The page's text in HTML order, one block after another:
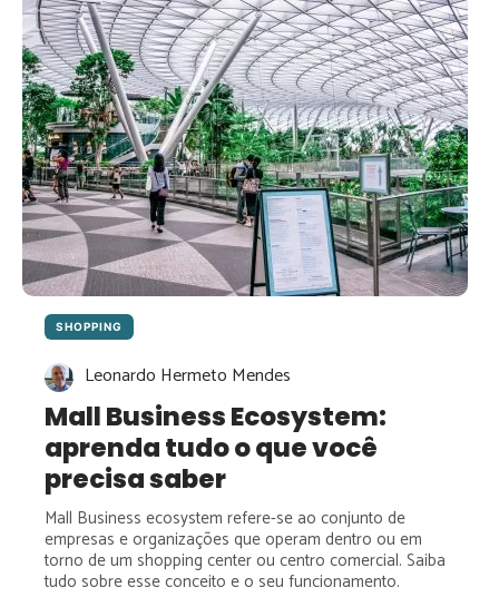
SHOPPING
Leonardo Hermeto Mendes
Mall Business Ecosystem:
aprenda tudo o que você
precisa saber
Mall Business ecosystem refere-se ao conjunto de
empresas e organizações que operam dentro ou em
torno de um shopping center ou centro comercial. Saiba
tudo sobre esse conceito e o seu funcionamento.